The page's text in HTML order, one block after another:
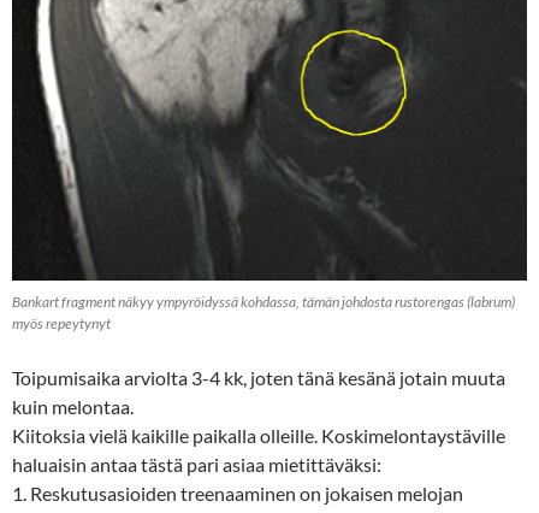
Bankart fragment näkyy ympyröidyssä kohdassa, tämän johdosta rustorengas (labrum)
myös repeytynyt
Toipumisaika arviolta 3-4 kk, joten tänä kesänä jotain muuta
kuin melontaa.
Kiitoksia vielä kaikille paikalla olleille. Koskimelontaystäville
haluaisin antaa tästä pari asiaa mietittäväksi:
1. Reskutusasioiden treenaaminen on jokaisen melojan